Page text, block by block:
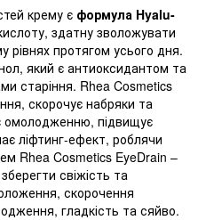
крему є формула Hyalu-
здатну зволожувати
рівнях протягом усього дня.
який є антиоксидантом та
старіння. Rhea Cosmetics
скорочує набряки та
омолодженню, підвищує
ліфтинг-ефект, роблячи
Rhea Cosmetics EyeDrain –
свіжість та
скорочення
гладкість та сяйво.